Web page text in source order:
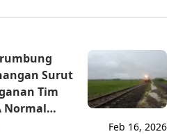
Surut
Tim
Normal
Feb 16, 2026